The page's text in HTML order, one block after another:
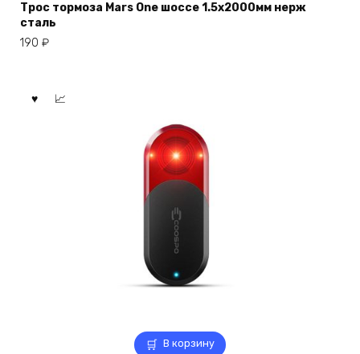
Трос тормоза Mars One шоссе 1.5х2000мм нерж
сталь
190 ₽
В корзину